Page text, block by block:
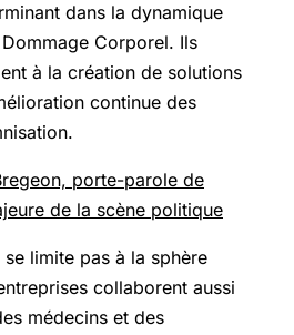
dans la dynamique
Corporel. Ils
à la création de solutions
continue des
porte-parole de
de la scène politique
limite pas à la sphère
collaborent aussi
médecins et des